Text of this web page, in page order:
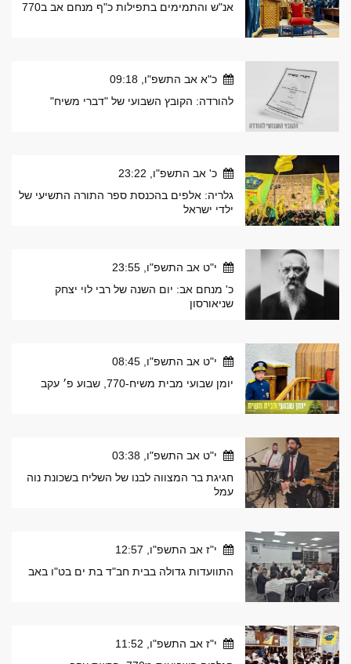
אנ"ש והתמימים בתפילות כ"ף מנחם אב ב770
כ"א אב התשפ"ו, 09:18
להורדה: הקובץ השבועי של "דברי משיח"
כ' אב התשפ"ו, 23:22
גלריה: אלפים בהכנסת ספר התורה התשיעי של
ילדי ישראל
י"ט אב התשפ"ו, 23:55
כ' מנחם אב: יום השנה של רבי לוי יצחק
שניאורסון
י"ט אב התשפ"ו, 08:45
יומן שבועי מבית משיח-770, שבוע פ׳ עקב
י"ט אב התשפ"ו, 03:38
חגיגת בר המצווה לבנו של השליח בשכונת נוה
עמל
י"ז אב התשפ"ו, 12:57
התוועדות גדולה בבית חב"ד בת ים בט"ו באב
י"ז אב התשפ"ו, 11:52